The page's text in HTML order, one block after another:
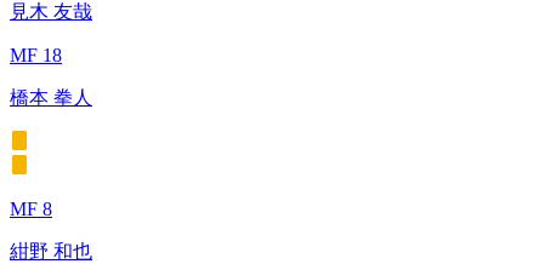
見木 友哉
MF 18
橋本 拳人
MF 8
紺野 和也